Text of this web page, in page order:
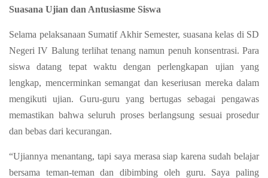
Suasana Ujian dan Antusiasme Siswa
Selama pelaksanaan Sumatif Akhir Semester, suasana kelas di SD
Negeri IV Balung terlihat tenang namun penuh konsentrasi. Para
siswa datang tepat waktu dengan perlengkapan ujian yang
lengkap, mencerminkan semangat dan keseriusan mereka dalam
mengikuti ujian. Guru-guru yang bertugas sebagai pengawas
memastikan bahwa seluruh proses berlangsung sesuai prosedur
dan bebas dari kecurangan.
“Ujiannya menantang, tapi saya merasa siap karena sudah belajar
bersama teman-teman dan dibimbing oleh guru. Saya paling